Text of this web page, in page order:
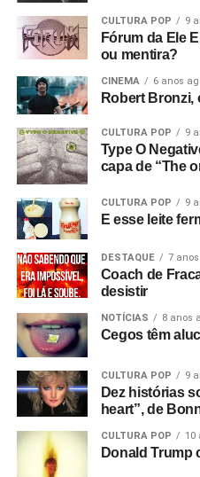
cópias do primeiro EP da
estavam sem dinheiro, então
da loja de discos, e ele as
queria filmar a banda.
equipamentos e fiz tudo.
Com que equipamento
setenta e duas libras, o que
a primeira câmera que tive.
lançaram na época, que
vinha num cartucho
depois, no projetor. Então
num gravador de rolo. Era
não funcionou! Filmei a vinte
segundo, mas só funcionou
Só descobri depois! Filmei
tinha dinheiro para três
depois fiz cortes, tentando
poder inseri-los como cenas
CULTURA POP 9
Fórum da Ele
ou mentira?
CINEMA 6 anos
Robert
CULTURA POP 9
Type O
capa de “The
CULTURA POP 9
E esse leite
DESTAQUE 7
Coach de
desistir
NOTÍCIAS 8 anos
Cegos têm
CULTURA POP 9
Dez histórias
heart”, de
CULTURA POP 10
Donald Trump